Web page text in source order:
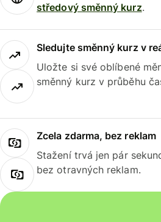
středový směnný kurz.
Sledujte směnný kurz v
Uložte si své oblíbené
směnný kurz v průběhu
Zcela zdarma, bez reklam
Stažení trvá jen pár
bez otravných reklam.